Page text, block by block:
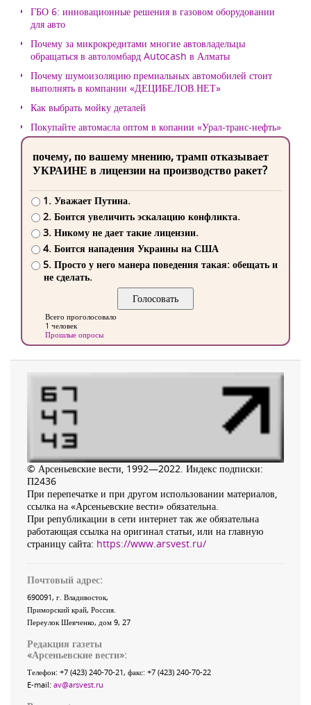
ГБО 6: инновационные решения в газовом оборудовании
для авто
Почему за микрокредитами многие автовладельцы
обращаться в автоломбард Autocash в Алматы
Почему шумоизоляцию премиальных автомобилей стоит
выполнять в компании «ДЕЦИБЕЛОВ.НЕТ»
Как выбрать мойку деталей
Покупайте автомасла оптом в копании «Урал-транс-нефть»
почему, по вашему мнению, трамп отказывает
УКРАИНЕ в лицензии на производство ракет?
1. Уважает Путина.
2. Боится увеличить эскалацию конфликта.
3. Никому не дает такие лицензии.
4. Боится нападения Украины на США
5. Просто у него манера поведения такая: обещать и
не сделать.
Всего проголосовало
1 человек
Прошлые опросы
© Арсеньевские вести, 1992—2022. Индекс подписки:
П2436
При перепечатке и при другом использовании материалов,
ссылка на «Арсеньевские вести» обязательна.
При републикации в сети интернет так же обязательна
работающая ссылка на оригинал статьи, или на главную
страницу сайта: https://www.arsvest.ru/
Почтовый адрес:
690091, г. Владивосток,
Приморский край, Россия
Переулок Шевченко, дом 9, 27
Редакция газеты
«Арсеньевские вести»:
Телефон: +7 (423) 240-70-21, факс: +7 (423) 240-70-22
E-mail: av@arsvest.ru